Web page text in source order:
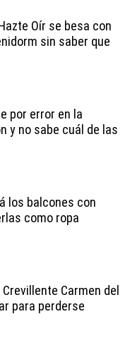
Oír se besa con
sin saber que
por error en la
y no sabe cuál de las
los balcones con
como ropa
Carmen del
para perderse